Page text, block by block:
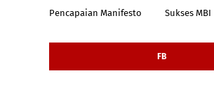
Pencapaian Manifesto Sukses MBI
FB